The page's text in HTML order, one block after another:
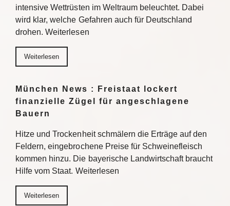
intensive Wettrüsten im Weltraum beleuchtet. Dabei
wird klar, welche Gefahren auch für Deutschland
drohen. Weiterlesen
Weiterlesen
München News : Freistaat lockert
finanzielle Zügel für angeschlagene
Bauern
Hitze und Trockenheit schmälern die Erträge auf den
Feldern, eingebrochene Preise für Schweinefleisch
kommen hinzu. Die bayerische Landwirtschaft braucht
Hilfe vom Staat. Weiterlesen
Weiterlesen